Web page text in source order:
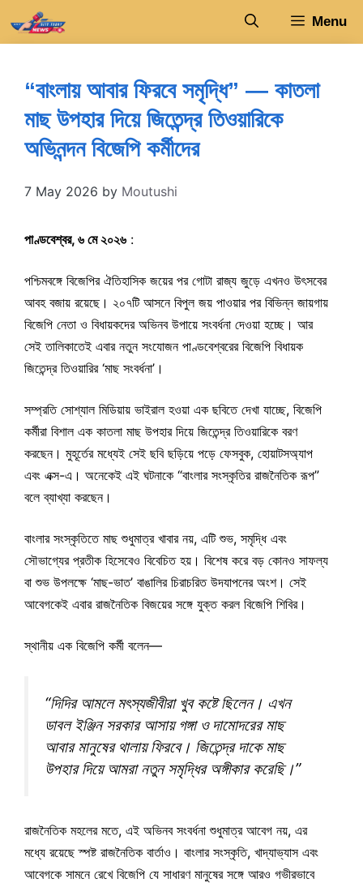
Menu
“বাংলায় আবার ফিরবে সমৃদ্ধি” — কাতলা
মাছ উপহার দিয়ে জিতেন্দ্র তিওয়ারিকে
অভিনন্দন বিজেপি কর্মীদের
7 May 2026 by Moutushi
পাণ্ডবেশ্বর, ৬ মে ২০২৬ :
পশ্চিমবঙ্গে বিজেপির ঐতিহাসিক জয়ের পর গোটা রাজ্য জুড়ে এখনও উৎসবের
আবহ বজায় রয়েছে। ২০৭টি আসনে বিপুল জয় পাওয়ার পর বিভিন্ন জায়গায়
বিজেপি নেতা ও বিধায়কদের অভিনব উপায়ে সংবর্ধনা দেওয়া হচ্ছে। আর
সেই তালিকাতেই এবার নতুন সংযোজন পাণ্ডবেশ্বরের বিজেপি বিধায়ক
জিতেন্দ্র তিওয়ারির ‘মাছ সংবর্ধনা’।
সম্প্রতি সোশ্যাল মিডিয়ায় ভাইরাল হওয়া এক ছবিতে দেখা যাচ্ছে, বিজেপি
কর্মীরা বিশাল এক কাতলা মাছ উপহার দিয়ে জিতেন্দ্র তিওয়ারিকে বরণ
করছেন। মুহূর্তের মধ্যেই সেই ছবি ছড়িয়ে পড়ে ফেসবুক, হোয়াটসঅ্যাপ
এবং এক্স-এ। অনেকেই এই ঘটনাকে “বাংলার সংস্কৃতির রাজনৈতিক রূপ”
বলে ব্যাখ্যা করছেন।
বাংলার সংস্কৃতিতে মাছ শুধুমাত্র খাবার নয়, এটি শুভ, সমৃদ্ধি এবং
সৌভাগ্যের প্রতীক হিসেবেও বিবেচিত হয়। বিশেষ করে বড় কোনও সাফল্য
বা শুভ উপলক্ষে ‘মাছ-ভাত’ বাঙালির চিরাচরিত উদযাপনের অংশ। সেই
আবেগকেই এবার রাজনৈতিক বিজয়ের সঙ্গে যুক্ত করল বিজেপি শিবির।
স্থানীয় এক বিজেপি কর্মী বলেন—
“দিদির আমলে মৎস্যজীবীরা খুব কষ্টে ছিলেন। এখন
ডাবল ইঞ্জিন সরকার আসায় গঙ্গা ও দামোদরের মাছ
আবার মানুষের থালায় ফিরবে। জিতেন্দ্র দাকে মাছ
উপহার দিয়ে আমরা নতুন সমৃদ্ধির অঙ্গীকার করেছি।”
রাজনৈতিক মহলের মতে, এই অভিনব সংবর্ধনা শুধুমাত্র আবেগ নয়, এর
মধ্যে রয়েছে স্পষ্ট রাজনৈতিক বার্তাও। বাংলার সংস্কৃতি, খাদ্যাভ্যাস এবং
আবেগকে সামনে রেখে বিজেপি যে সাধারণ মানুষের সঙ্গে আরও গভীরভাবে